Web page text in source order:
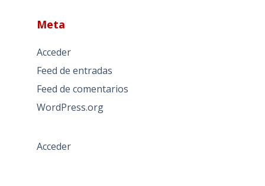
Meta
Acceder
Feed de entradas
Feed de comentarios
WordPress.org
Acceder